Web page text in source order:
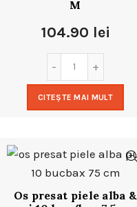
M
104.90 lei
CITEȘTE MAI MULT
Os presat piele alba &